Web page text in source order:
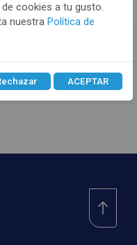
ver todo el
precios.
cookies a tu gusto.
nuestra Política de
ACEPTAR